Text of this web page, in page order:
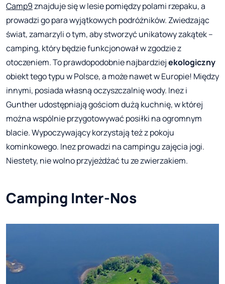
Camp9znajduje się w lesie pomiędzy polami rzepaku, a
prowadzi go para wyjątkowych podróżników. Zwiedzając
świat, zamarzyli o tym, aby stworzyć unikatowy zakątek –
camping, który będzie funkcjonował w zgodzie z
otoczeniem. To prawdopodobnie najbardziejekologiczny
obiekt tego typu w Polsce, a może nawet w Europie! Między
innymi, posiada własną oczyszczalnię wody. Inez i
Gunther udostępniają gościom dużą kuchnię, w której
można wspólnie przygotowywać posiłki na ogromnym
blacie. Wypoczywający korzystają też z pokoju
kominkowego. Inez prowadzi na campingu zajęcia jogi.
Niestety, nie wolno przyjeżdżać tu ze zwierzakiem.
Camping Inter-Nos